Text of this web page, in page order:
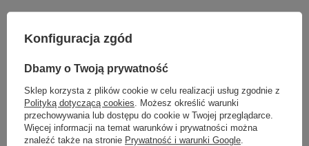
KINKIETY NAD LUSTRO
ŻYRANDOLE KRYSZTAŁOWE
LAMPY WISZĄCE CZARNE
LAMPY WISZĄCE - OKRĘGI
KINKIETY DO SYPIALNI
LAMPY SUFITOWE OKRĄGŁE
LAMPY WISZĄCE
Konfiguracja zgód
Dbamy o Twoją prywatność
Sklep korzysta z plików cookie w celu realizacji usług zgodnie z
Polityką dotyczącą cookies . Możesz określić warunki
przechowywania lub dostępu do cookie w Twojej przeglądarce.
Więcej informacji na temat warunków i prywatności można
znaleźć także na stronie Prywatność i warunki Google